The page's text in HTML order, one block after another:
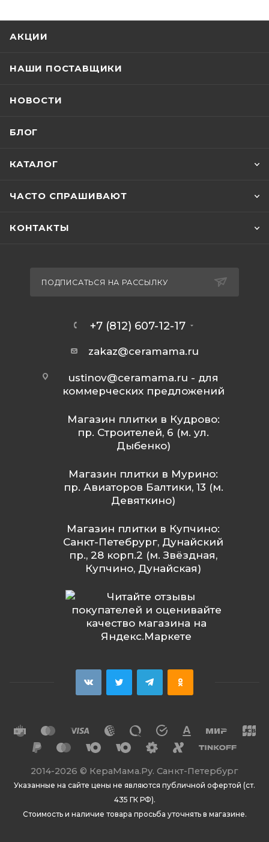
АКЦИИ
НАШИ ПОСТАВЩИКИ
НОВОСТИ
БЛОГ
КАТАЛОГ
ЧАСТО СПРАШИВАЮТ
КОНТАКТЫ
ПОДПИСАТЬСЯ НА РАССЫЛКУ
+7 (812) 607-12-17
zakaz@ceramama.ru
ustinov@ceramama.ru - для
коммерческих предложений
Магазин плитки в Кудрово:
пр. Строителей, 6 (м. ул.
Дыбенко)
Магазин плитки в Мурино:
пр. Авиаторов Балтики, 13 (м.
Девяткино)
Магазин плитки в Купчино:
Санкт-Петебрург, Дунайский
пр., 28 корп.2 (м. Звёздная,
Купчино, Дунайская)
2014-2026 © КераМама.Ру. Санкт-Петербург
Указанные на сайте цены не являются публичной офертой (ст.
435 ГК РФ).
Стоимость и наличие товара просьба уточнять в магазине.